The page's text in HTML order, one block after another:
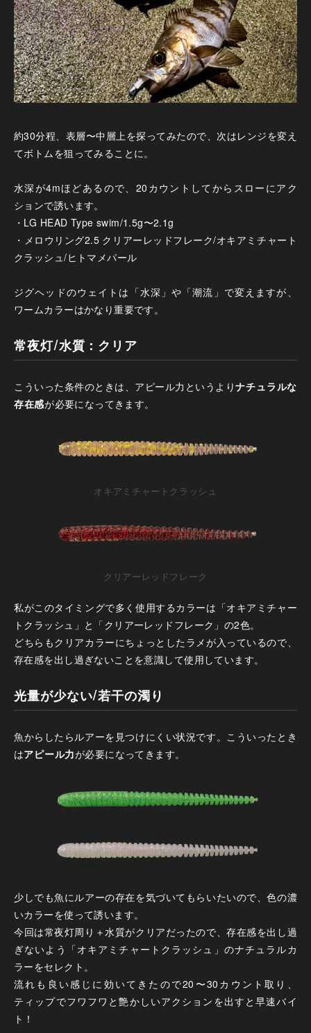
約30分程、表層〜中層上を探ってみたので、次はレンジを変え
てボトムを狙ってみることに。
水深が4mほどあるので、20カウントしてからスローにアク
ションで誘います。
・LG HEAD Type swim/1.5g〜2.1g
・メロウリング2.5 クリアーレッドフレーク/オキアミチャート
クラッシュ/ヒトマメパール
ジグヘッドのウェイトは「水深」や「潮流」で変えますが、
ワームカラーはかなり重要です。
常夜灯/水質：クリア
こういった条件のときは、アピール力というよりナチュラルな
存在感が必要になってきます。
オキアミチャートクラッシュ
クリアーレッドフレーク
私がこのタイミングで多く使用するカラーは「オキアミチャー
トクラッシュ」と「クリアーレッドフレーク」の2色。
どちらもクリアカラーにちょっとしたラメが入っているので、
存在感を出し過ぎないことを意識して使用しています。
光量が少ない/若干の濁り
魚からしたらルアーを見つけにくい状況です。こういったとき
はアピール力が必要になってきます。
少しでも魚にルアーの存在を気づいてもらいたいので、色の濃
いカラーを使って誘います。
今回は常夜灯周り＋水質がクリアだったので、存在感を出し過
ぎないよう「オキアミチャートクラッシュ」のナチュラルカ
ラーをセレクト。
流れも良い感じに効いてきたので20〜30カウント取り、
ティップでフワフワと艶かしいアクションを出すと早速バイ
ト！